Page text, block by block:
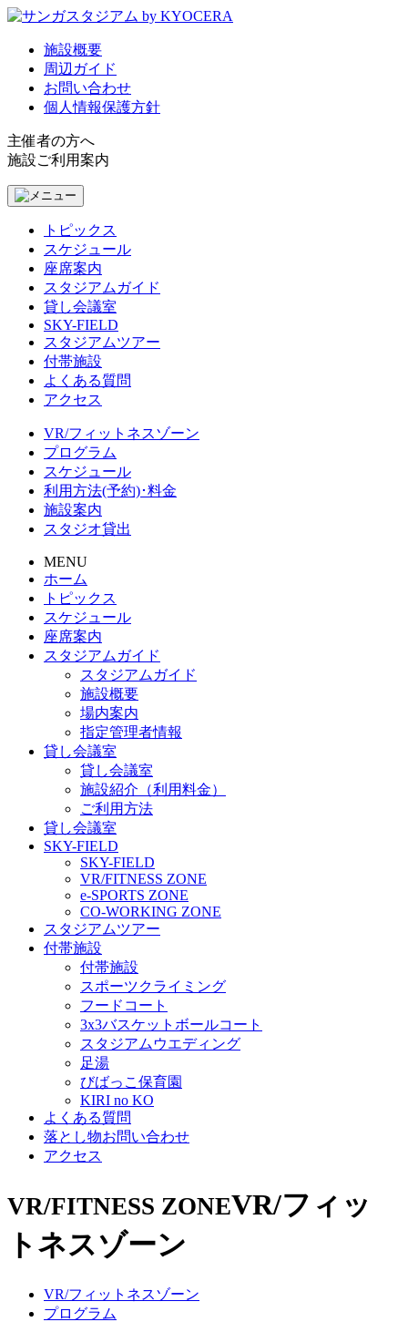
施設概要
周辺ガイド
お問い合わせ
個人情報保護方針
主催者の方へ
施設ご利用案内
トピックス
スケジュール
座席案内
スタジアムガイド
貸し会議室
SKY-FIELD
スタジアムツアー
付帯施設
よくある質問
アクセス
VR/フィットネスゾーン
プログラム
スケジュール
利用方法(予約)･料金
施設案内
スタジオ貸出
MENU
ホーム
トピックス
スケジュール
座席案内
スタジアムガイド
スタジアムガイド
施設概要
場内案内
指定管理者情報
貸し会議室
貸し会議室
施設紹介（利用料金）
ご利用方法
貸し会議室
SKY-FIELD
SKY-FIELD
VR/FITNESS ZONE
e-SPORTS ZONE
CO-WORKING ZONE
スタジアムツアー
付帯施設
付帯施設
スポーツクライミング
フードコート
3x3バスケットボールコート
スタジアムウエディング
足湯
びばっこ保育園
KIRI no KO
よくある質問
落とし物お問い合わせ
アクセス
VR/FITNESS ZONEVR/フィッ
トネスゾーン
VR/フィットネスゾーン
プログラム